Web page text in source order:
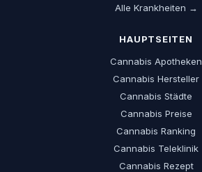
Alle Krankheiten →
HAUPTSEITEN
Cannabis Apotheken
Cannabis Hersteller
Cannabis Städte
Cannabis Preise
Cannabis Ranking
Cannabis Teleklinik
Cannabis Rezept